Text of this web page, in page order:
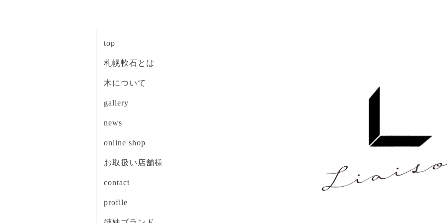
top
札幌軟石とは
木について
gallery
news
online shop
お取扱い店舗様
contact
profile